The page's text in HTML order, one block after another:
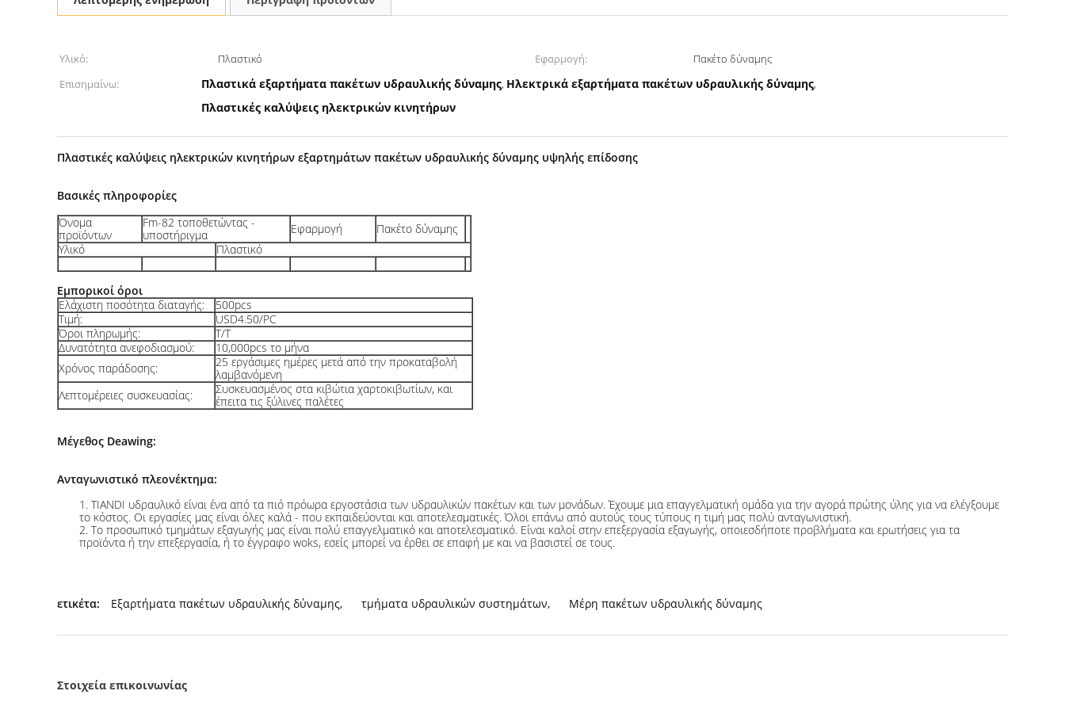
Υλικό: Πλαστικό Εφαρμογή:
Πακέτο δύναμης
Επισημαίνω:
Πλαστικά εξαρτήματα πακέτων υδραυλικής δύναμης, Ηλεκτρικά εξαρτήματα πακέτων υδραυλικής δύναμης,
Πλαστικές καλύψεις ηλεκτρικών κινητήρων
Πλαστικές καλύψεις ηλεκτρικών κινητήρων εξαρτημάτων πακέτων υδραυλικής δύναμης υψηλής επίδοσης
Βασικές πληροφορίες
Όνομα
προϊόντων
Fm-82 τοποθετώντας -
υποστήριγμα
Εφαρμογή
Πακέτο δύναμης
Υλικό
Πλαστικό
Εμπορικοί όροι
Ελάχιστη ποσότητα διαταγής:
500pcs
Τιμή:
USD4.50/PC
Όροι πληρωμής:
T/T
Δυνατότητα ανεφοδιασμού:
10,000pcs το μήνα
Χρόνος παράδοσης:
25 εργάσιμες ημέρες μετά από την προκαταβολή
λαμβανόμενη
Λεπτομέρειες συσκευασίας:
Συσκευασμένος στα κιβώτια χαρτοκιβωτίων, και
έπειτα τις ξύλινες παλέτες
Μέγεθος Deawing:
Ανταγωνιστικό πλεονέκτημα:
1. TIANDI υδραυλικό είναι ένα από τα πιό πρόωρα εργοστάσια των υδραυλικών πακέτων και των μονάδων. Έχουμε μια επαγγελματική ομάδα για την αγορά πρώτης ύλης για να ελέγξουμε
το κόστος. Οι εργασίες μας είναι όλες καλά - που εκπαιδεύονται και αποτελεσματικές. Όλοι επάνω από αυτούς τους τύπους η τιμή μας πολύ ανταγωνιστική.
2. Το προσωπικό τμημάτων εξαγωγής μας είναι πολύ επαγγελματικό και αποτελεσματικό. Είναι καλοί στην επεξεργασία εξαγωγής, οποιεσδήποτε προβλήματα και ερωτήσεις για τα
προϊόντα ή την επεξεργασία, ή το έγγραφο woks, εσείς μπορεί να έρθει σε επαφή με και να βασιστεί σε τους.
ετικέτα: Εξαρτήματα πακέτων υδραυλικής δύναμης, τμήματα υδραυλικών συστημάτων, Μέρη πακέτων υδραυλικής δύναμης
Στοιχεία επικοινωνίας